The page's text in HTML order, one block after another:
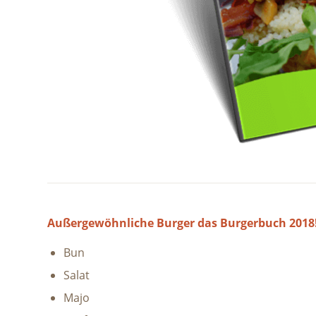
Außergewöhnliche Burger das Burgerbuch
Bun
Salat
Majo